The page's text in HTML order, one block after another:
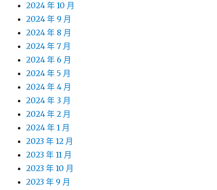
2024 年 10 月
2024 年 9 月
2024 年 8 月
2024 年 7 月
2024 年 6 月
2024 年 5 月
2024 年 4 月
2024 年 3 月
2024 年 2 月
2024 年 1 月
2023 年 12 月
2023 年 11 月
2023 年 10 月
2023 年 9 月